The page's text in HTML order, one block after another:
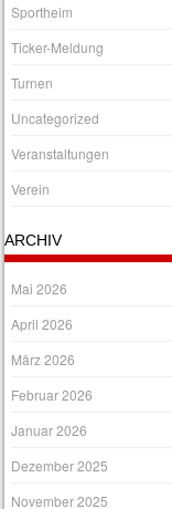
Sportheim
Ticker-Meldung
Turnen
Uncategorized
Veranstaltungen
Verein
ARCHIV
Mai 2026
April 2026
März 2026
Februar 2026
Januar 2026
Dezember 2025
November 2025